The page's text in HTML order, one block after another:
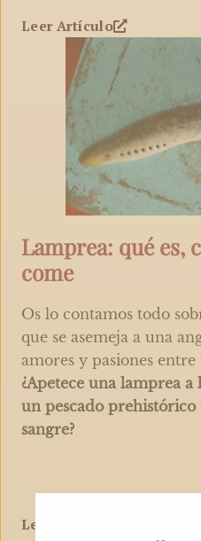
Leer Artículo
Lamprea: qué es,
come
Os lo contamos todo
que se asemeja a una
amores y pasiones entre
¿Apetece una lamprea a
un pescado
sangre?
Leer Artículo